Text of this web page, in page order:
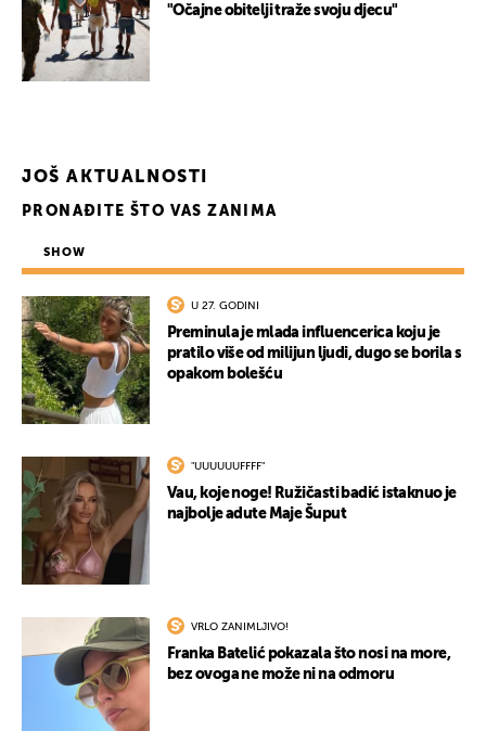
"Očajne obitelji traže svoju djecu"
JOŠ AKTUALNOSTI
PRONAĐITE ŠTO VAS ZANIMA
SHOW
U 27. GODINI
Preminula je mlada influencerica koju je
pratilo više od milijun ljudi, dugo se borila s
opakom bolešću
"UUUUUUFFFF"
Vau, koje noge! Ružičasti badić istaknuo je
najbolje adute Maje Šuput
VRLO ZANIMLJIVO!
Franka Batelić pokazala što nosi na more,
bez ovoga ne može ni na odmoru